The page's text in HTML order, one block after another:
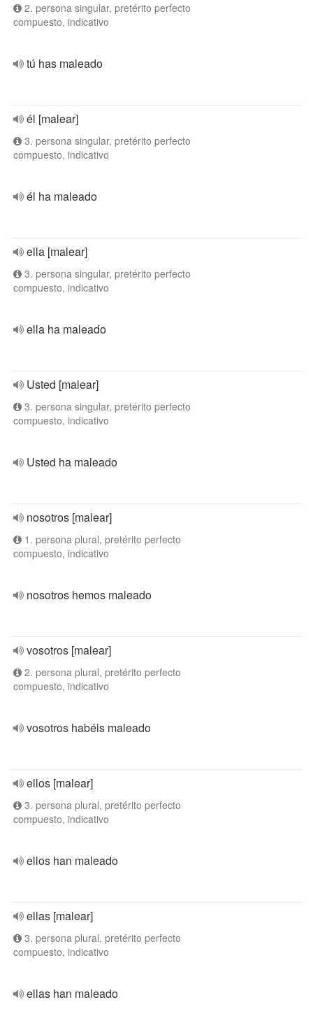
2. persona singular, pretérito perfecto
compuesto, indicativo
tú has maleado
él [malear]
3. persona singular, pretérito perfecto
compuesto, indicativo
él ha maleado
ella [malear]
3. persona singular, pretérito perfecto
compuesto, indicativo
ella ha maleado
Usted [malear]
3. persona singular, pretérito perfecto
compuesto, indicativo
Usted ha maleado
nosotros [malear]
1. persona plural, pretérito perfecto
compuesto, indicativo
nosotros hemos maleado
vosotros [malear]
2. persona plural, pretérito perfecto
compuesto, indicativo
vosotros habéis maleado
ellos [malear]
3. persona plural, pretérito perfecto
compuesto, indicativo
ellos han maleado
ellas [malear]
3. persona plural, pretérito perfecto
compuesto, indicativo
ellas han maleado